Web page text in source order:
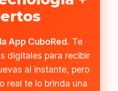
App CuboRed. Te
digitales para recibir
al instante, pero
real te lo brinda una